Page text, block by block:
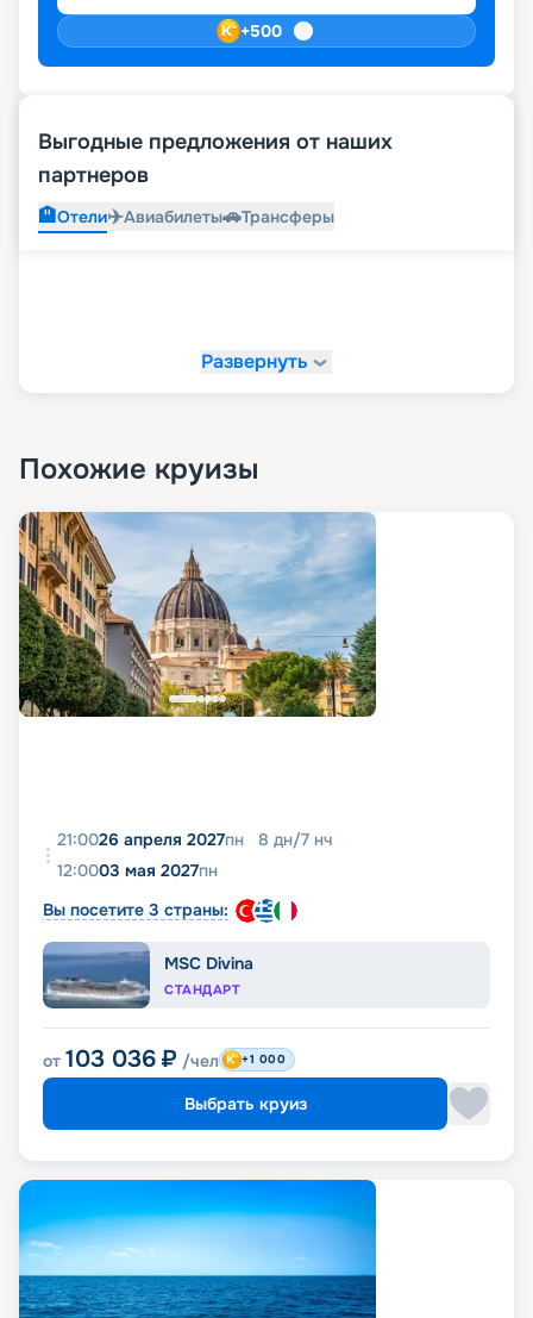
+500
Выгодные предложения от наших
партнеров
🏨Отели✈️Авиабилеты🚗Трансферы
Развернуть
Похожие круизы
21:0026 апреля 2027пн 8 дн/7 нч
12:0003 мая 2027пн
Вы посетите 3 страны:
MSC Divina
СТАНДАРТ
от 103 036 ₽ /чел +1 000
Выбрать круиз